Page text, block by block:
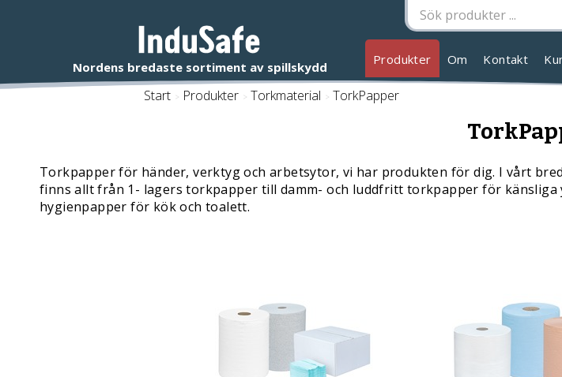
Produkter Om Kontakt
Start / Produkter / Torkmaterial / TorkPapper
Torkpapper för händer, verktyg och arbetsytor, vi har produkten för dig. I vårt
finns allt från 1- lagers torkpapper till damm- och luddfritt torkpapper för
hygienpapper för kök och toalett.